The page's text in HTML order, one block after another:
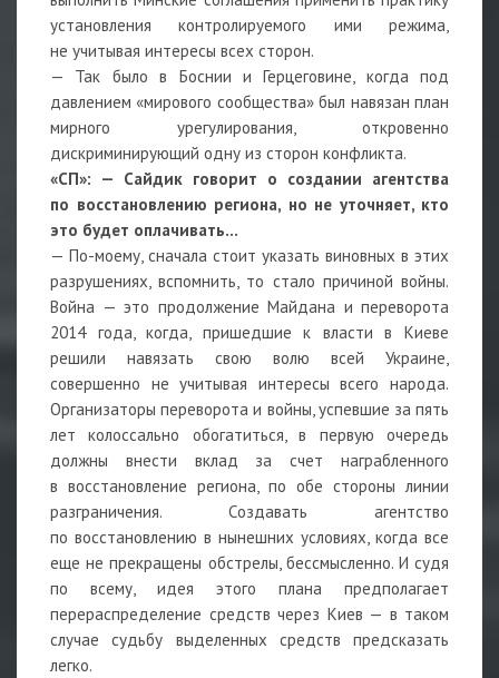
установления контролируемого ими режима,
не учитывая интересы всех сторон.
— Так было в Боснии и Герцеговине, когда под
давлением «мирового сообщества» был навязан план
мирного урегулирования, откровенно
дискриминирующий одну из сторон конфликта.
«СП»: — Сайдик говорит о создании агентства
по восстановлению региона, но не уточняет, кто
это будет оплачивать…
— По-моему, сначала стоит указать виновных в этих
разрушениях, вспомнить, то стало причиной войны.
Война — это продолжение Майдана и переворота
2014 года, когда, пришедшие к власти в Киеве
решили навязать свою волю всей Украине,
совершенно не учитывая интересы всего народа.
Организаторы переворота и войны, успевшие за пять
лет колоссально обогатиться, в первую очередь
должны внести вклад за счет награбленного
в восстановление региона, по обе стороны линии
разграничения. Создавать агентство
по восстановлению в нынешних условиях, когда все
еще не прекращены обстрелы, бессмысленно. И судя
по всему, идея этого плана предполагает
перераспределение средств через Киев — в таком
случае судьбу выделенных средств предсказать
легко.